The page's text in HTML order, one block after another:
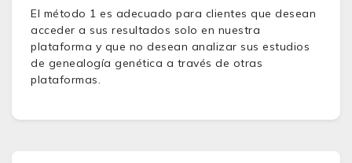
El método 1 es adecuado para clientes que desean
acceder a sus resultados solo en nuestra
plataforma y que no desean analizar sus estudios
de genealogía genética a través de otras
plataformas.